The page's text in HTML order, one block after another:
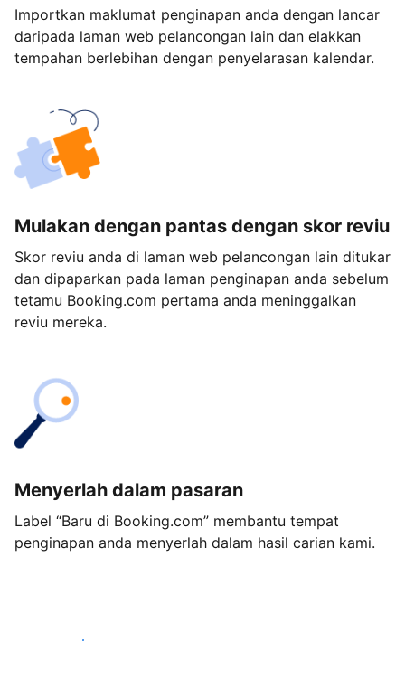
Importkan maklumat penginapan anda dengan lancar
daripada laman web pelancongan lain dan elakkan
tempahan berlebihan dengan penyelarasan kalendar.
Mulakan dengan pantas dengan skor reviu
Skor reviu anda di laman web pelancongan lain ditukar
dan dipaparkan pada laman penginapan anda sebelum
tetamu Booking.com pertama anda meninggalkan
reviu mereka.
Menyerlah dalam pasaran
Label “Baru di Booking.com” membantu tempat
penginapan anda menyerlah dalam hasil carian kami.
Mulakan hari ini